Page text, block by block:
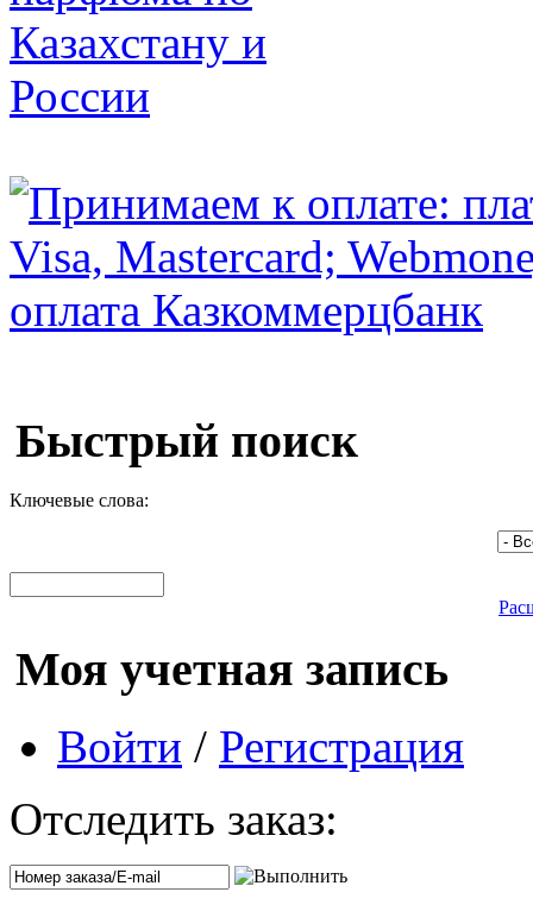
Быстрый поиск
Ключевые слова:
Моя учетная запись
Войти / Регистрация
Отследить заказ: